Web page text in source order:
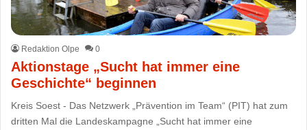
Redaktion Olpe 0
Aktionstage „Sucht hat immer eine
Geschichte“ beginnen
Kreis Soest - Das Netzwerk „Prävention im Team“ (PIT) hat zum
dritten Mal die Landeskampagne „Sucht hat immer eine